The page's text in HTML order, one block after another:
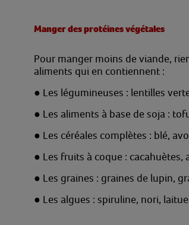
Manger des protéines végétales
Pour manger moins de viande,
aliments qui en contiennent :
● Les légumineuses : lentilles
● Les aliments à base de soja :
● Les céréales complètes : blé,
● Les fruits à coque : cacahuètes,
● Les graines : graines de lupin,
● Les algues : spiruline, nori,